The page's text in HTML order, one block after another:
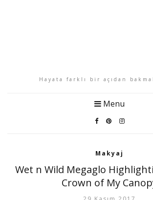
Hayata farklı bir açıdan
Menu
Makyaj
Wet n Wild Megaglo
Crown of My